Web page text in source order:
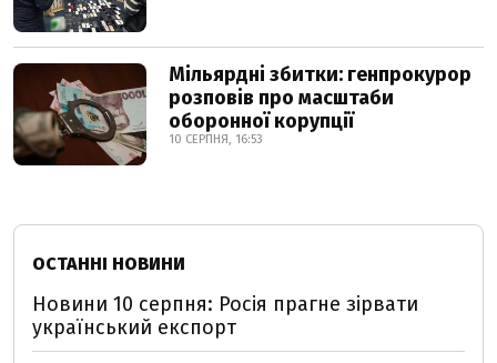
Мільярдні збитки: генпрокурор
розповів про масштаби
оборонної корупції
10 СЕРПНЯ, 16:53
ОСТАННІ НОВИНИ
Новини 10 серпня: Росія прагне зірвати
український експорт